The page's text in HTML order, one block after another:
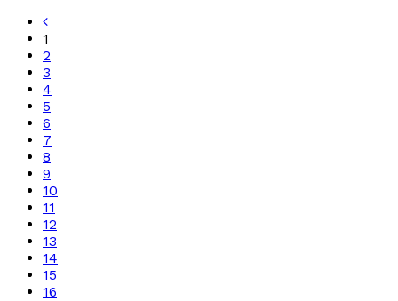
1
2
3
4
5
6
7
8
9
10
11
12
13
14
15
16